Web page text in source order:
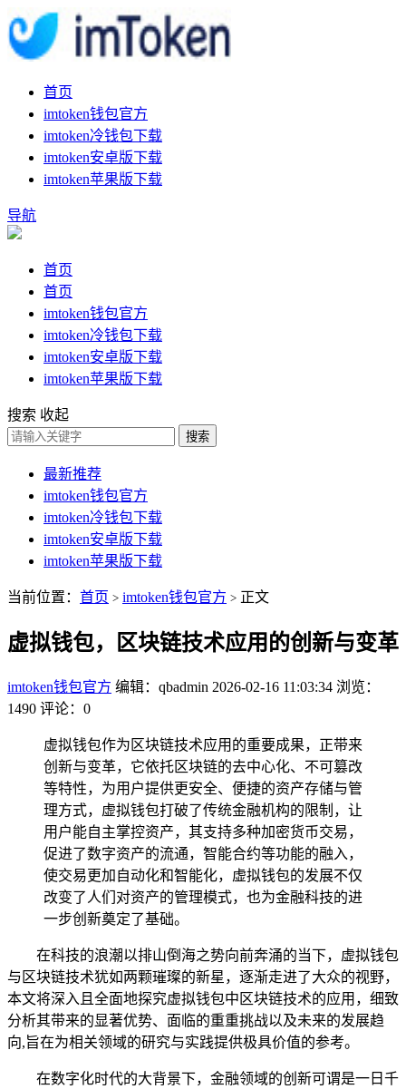
首页
imtoken钱包官方
imtoken冷钱包下载
imtoken安卓版下载
imtoken苹果版下载
导航
首页
首页
imtoken钱包官方
imtoken冷钱包下载
imtoken安卓版下载
imtoken苹果版下载
搜索 收起
搜索
最新推荐
imtoken钱包官方
imtoken冷钱包下载
imtoken安卓版下载
imtoken苹果版下载
当前位置： 首页 > imtoken钱包官方 > 正文
虚拟钱包，区块链技术应用的创新与变革
imtoken钱包官方 编辑：qbadmin 2026-02-16 11:03:34 浏览：
1490 评论：0
虚拟钱包作为区块链技术应用的重要成果，正带来
创新与变革，它依托区块链的去中心化、不可篡改
等特性，为用户提供更安全、便捷的资产存储与管
理方式，虚拟钱包打破了传统金融机构的限制，让
用户能自主掌控资产，其支持多种加密货币交易，
促进了数字资产的流通，智能合约等功能的融入，
使交易更加自动化和智能化，虚拟钱包的发展不仅
改变了人们对资产的管理模式，也为金融科技的进
一步创新奠定了基础。
在科技的浪潮以排山倒海之势向前奔涌的当下，虚拟钱包
与区块链技术犹如两颗璀璨的新星，逐渐走进了大众的视野，
本文将深入且全面地探究虚拟钱包中区块链技术的应用，细致
分析其带来的显著优势、面临的重重挑战以及未来的发展趋
向,旨在为相关领域的研究与实践提供极具价值的参考。
在数字化时代的大背景下，金融领域的创新可谓是一日千